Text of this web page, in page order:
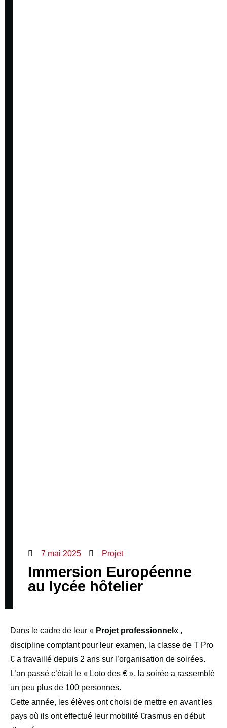
7 mai 2025 Projet
Immersion Européenne
au lycée hôtelier
Dans le cadre de leur « Projet professionnel « ,
discipline comptant pour leur examen, la classe de T Pro
€ a travaillé depuis 2 ans sur l’organisation de soirées.
L’an passé c’était le « Loto des € », la soirée a rassemblé
un peu plus de 100 personnes.
Cette année, les élèves ont choisi de mettre en avant les
pays où ils ont effectué leur mobilité €rasmus en début